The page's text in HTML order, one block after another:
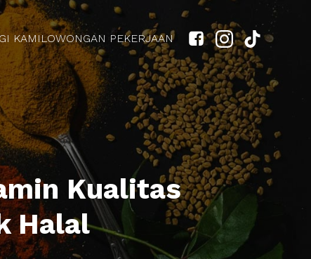
KAMILOWONGAN PEKERJAAN
Kualitas
Halal